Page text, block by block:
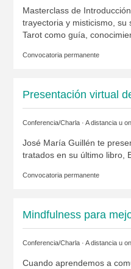
Masterclass de
trayectoria y misticismo, su
Tarot como guía,
Convocatoria permanente
Presentación virtual
Conferencia/Charla · A distancia u
José María Guillén te
tratados en su último libro,
Convocatoria permanente
Mindfulness para
Conferencia/Charla · A distancia u
Cuando aprendemos a